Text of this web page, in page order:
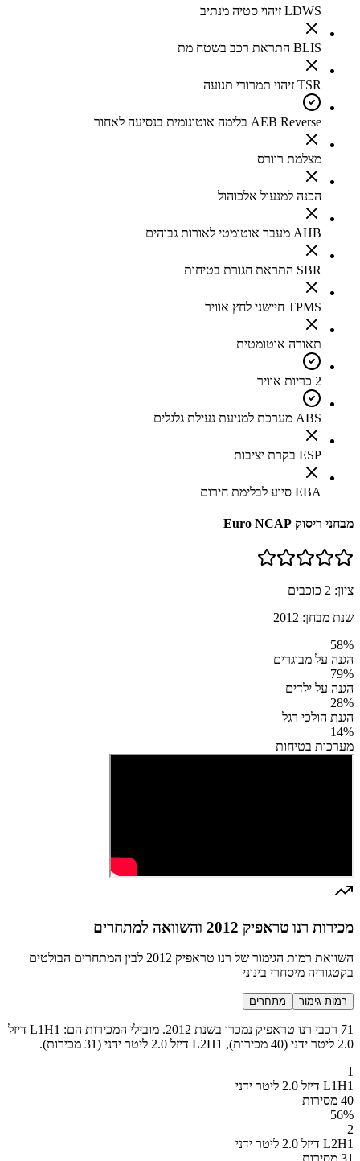
LDWS זיהוי סטיה מנתיב
BLIS התראת רכב בשטח מת
TSR זיהוי תמרורי תנועה
AEB Reverse בלימה אוטונומית בנסיעה לאחור
מצלמת רוורס
הכנה למנעול אלכוהול
AHB מעבר אוטומטי לאורות גבוהים
SBR התראת חגורת בטיחות
TPMS חיישני לחץ אוויר
תאורה אוטומטית
2 כריות אוויר
ABS מערכת למניעת נעילת גלגלים
ESP בקרת יציבות
EBA סיוע לבלימת חירום
מבחני ריסוק Euro NCAP
ציון: 2 כוכבים
שנת מבחן: 2012
58%
הגנה על מבוגרים
79%
הגנה על ילדים
28%
הגנת הולכי רגל
14%
מערכות בטיחות
מכירות רנו טראפיק 2012 והשוואה למתחרים
השוואת רמות הגימור של רנו טראפיק 2012 לבין המתחרים הבולטים
בקטגוריה מיסחרי בינוני
רמות גימור מתחרים
71 רכבי רנו טראפיק נמכרו בשנת 2012. מובילי המכירות הם: L1H1 דיזל
2.0 ליטר ידני (40 מכירות), L2H1 דיזל 2.0 ליטר ידני (31 מכירות).
1
L1H1 דיזל 2.0 ליטר ידני
40 מסירות
56%
2
L2H1 דיזל 2.0 ליטר ידני